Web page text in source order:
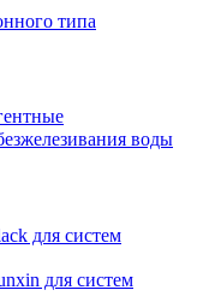
типа
воды
для систем
для систем